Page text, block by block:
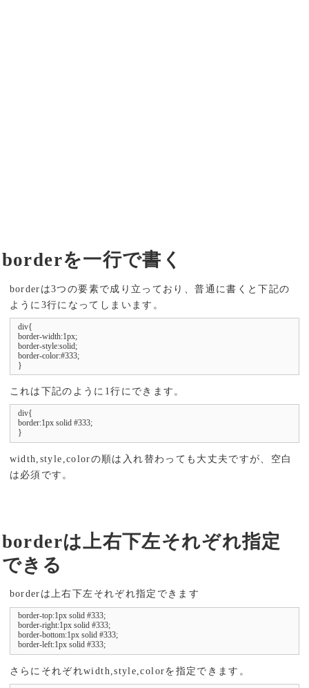
borderを一行で書く
borderは3つの要素で成り立っており、普通に書くと下記の
ように3行になってしまいます。
div{
border-width:1px;
border-style:solid;
border-color:#333;
}
これは下記のように1行にできます。
div{
border:1px solid #333;
}
width,style,colorの順は入れ替わっても大丈夫ですが、空白
は必須です。
borderは上右下左それぞれ指定
できる
borderは上右下左それぞれ指定できます
border-top:1px solid #333;
border-right:1px solid #333;
border-bottom:1px solid #333;
border-left:1px solid #333;
さらにそれぞれwidth,style,colorを指定できます。